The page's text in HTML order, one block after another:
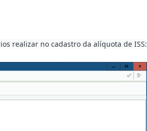
realizar no cadastro da alíquota de ISS: